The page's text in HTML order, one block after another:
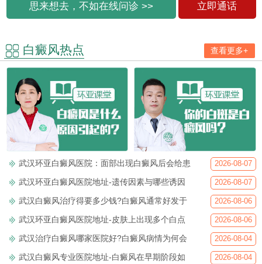
思来想去，不如在线问诊 >> 立即通话
白癜风热点 查看更多+
武汉环亚白癜风医院：面部出现白癜风后会给患 2026-08-07
武汉环亚白癜风医院地址-遗传因素与哪些诱因 2026-08-07
武汉白癜风治疗得要多少钱?白癜风通常好发于 2026-08-06
武汉环亚白癜风医院地址-皮肤上出现多个白点 2026-08-06
武汉治疗白癜风哪家医院好?白癜风病情为何会 2026-08-04
武汉白癜风专业医院地址-白癜风在早期阶段如 2026-08-04